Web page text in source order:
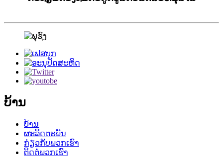
ບ້ານ
ບ້ານ
ຜະລິດຕະພັນ
ກ່ຽວກັບພວກເຮົາ
ຕິດຕໍ່ພວກເຮົາ